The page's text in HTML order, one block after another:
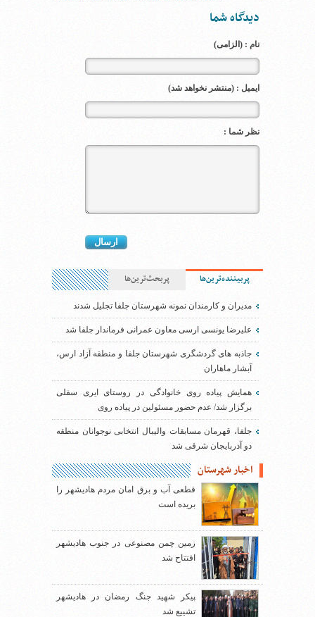
دیدگاه شما
نام : (الزامی)
ایمیل : (منتشر نخواهد شد)
نظر شما :
پربیننده‌ترین‌ها پربحث‌ترین‌ها
مدیران و کارمندان نمونه شهرستان جلفا تجلیل شدند
علیرضا یونسی ارسی معاون عمرانی فرماندار جلفا شد
جاذبه های گردشگری شهرستان جلفا و منطقه آزاد ارس،
آبشار ماهاران
همایش پیاده روی خانوادگی در روستای ایری سفلی
برگزار شد/ عدم حضور مسئولین در پیاده روی
جلفا، قهرمان مسابقات والیبال انتخابی نوجوانان منطقه
دو آذربایجان شرقی شد
اخبار شهرستان
قطعی آب و برق امان مردم هادیشهر را
بریده است
زمین چمن مصنوعی در جنوب هادیشهر
افتتاح شد
پیکر شهید جنگ رمضان در هادیشهر
تشییع شد